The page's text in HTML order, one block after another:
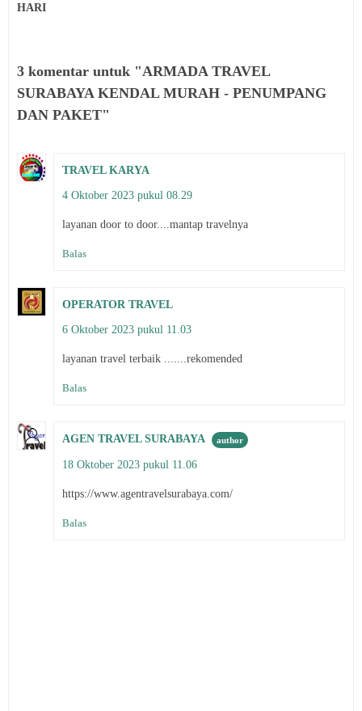
HARI
3 komentar untuk "ARMADA TRAVEL
SURABAYA KENDAL MURAH - PENUMPANG
DAN PAKET"
TRAVEL KARYA
4 Oktober 2023 pukul 08.29
layanan door to door....mantap travelnya
Balas
OPERATOR TRAVEL
6 Oktober 2023 pukul 11.03
layanan travel terbaik .......rekomended
Balas
AGEN TRAVEL SURABAYA
18 Oktober 2023 pukul 11.06
https://www.agentravelsurabaya.com/
Balas